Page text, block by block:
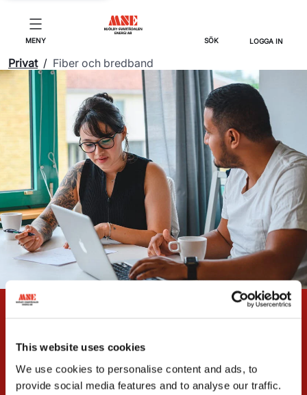
This website uses cookies
We use cookies to personalise content and ads, to
provide social media features and to analyse our traffic.
MENY SÖK LOGGA IN
Privat / Fiber och bredband
framtidssäkert med fiber
MSE är en del av Tekniska verken-koncernen. För
att beställa fiber och hantera dina tjänster går du